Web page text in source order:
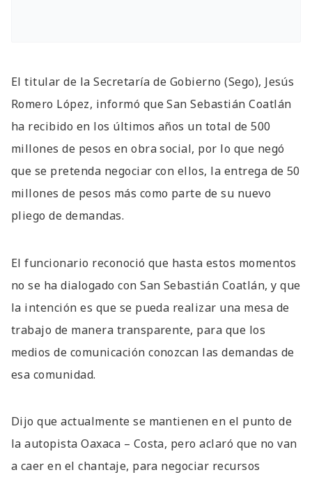
El titular de la Secretaría de Gobierno (Sego), Jesús
Romero López, informó que San Sebastián Coatlán
ha recibido en los últimos años un total de 500
millones de pesos en obra social, por lo que negó
que se pretenda negociar con ellos, la entrega de 50
millones de pesos más como parte de su nuevo
pliego de demandas.
El funcionario reconoció que hasta estos momentos
no se ha dialogado con San Sebastián Coatlán, y que
la intención es que se pueda realizar una mesa de
trabajo de manera transparente, para que los
medios de comunicación conozcan las demandas de
esa comunidad.
Dijo que actualmente se mantienen en el punto de
la autopista Oaxaca – Costa, pero aclaró que no van
a caer en el chantaje, para negociar recursos